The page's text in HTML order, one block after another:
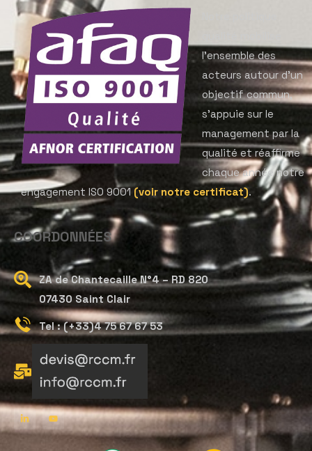
l’ensemble des
acteurs autour d’un
objectif commun,
s’appuie sur le
management par la
qualité et réaffirme
chaque année notre
engagement ISO 9001 (voir notre certificat).
COORDONNÉES
ZA de Chantecaille N°4 – RD 820
07430 Saint Clair
Tel : (+33)4 75 67 67 53